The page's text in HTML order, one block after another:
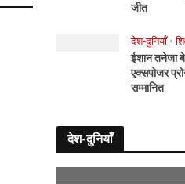
जीत
देश-दुनियाँ •
ईशान तनेजा
एक्सपोजर
सम्मानित
देश-दुनियाँ